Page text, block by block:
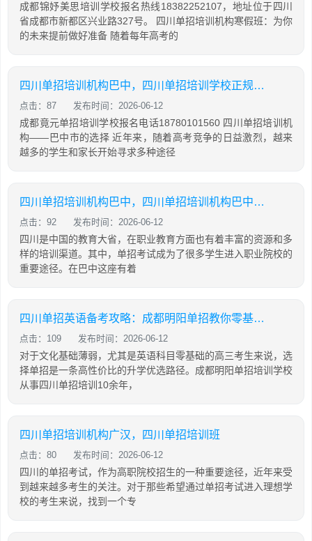
成都锦妤美思培训学校报名热线18382252107，地址位于四川
省成都市新都区兴业路327号。 四川单招培训机构寒假班：为你
的未来提前做好准备 随着每年高考的
四川单招培训机构巴中，四川单招培训学校正规学校
点击：87 发布时间：2026-06-12
成都竟元单招培训学校报名电话18780101560 四川单招培训机
构——巴中市的选择 近年来，随着高考竞争的日益激烈，越来
越多的学生和家长开始寻求多种途径
四川单招培训机构巴中，四川单招培训机构巴中有几家
点击：92 发布时间：2026-06-12
四川是中国的教育大省，在职业教育方面也有着丰富的资源和多
样的培训渠道。其中，单招考试成为了很多学生进入职业院校的
重要途径。在巴中这座有着
四川单招英语备考攻略：成都明阳单招教你零基础也能有效提分
点击：109 发布时间：2026-06-12
对于文化基础薄弱，尤其是英语科目零基础的高三考生来说，选
择单招是一条高性价比的升学优选路径。成都明阳单招培训学校
从事四川单招培训10余年，
四川单招培训机构广汉，四川单招培训班
点击：80 发布时间：2026-06-12
四川的单招考试，作为高职院校招生的一种重要途径，近年来受
到越来越多考生的关注。对于那些希望通过单招考试进入理想学
校的考生来说，找到一个专